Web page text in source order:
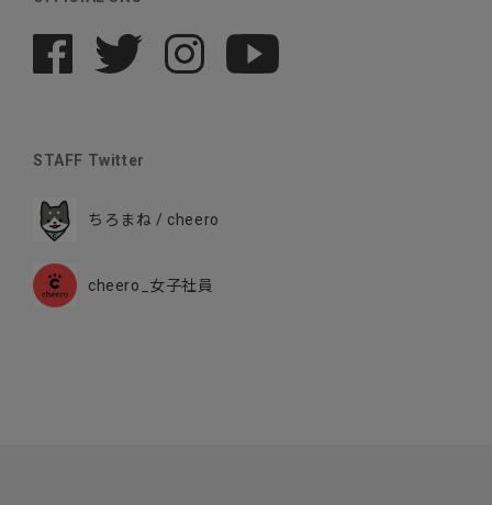
STAFF Twitter
ちろまね / cheero
cheero_女子社員